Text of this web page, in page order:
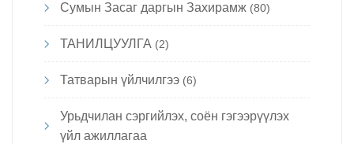
Сумын Засаг даргын Захирамж (80)
ТАНИЛЦУУЛГА (2)
Татварын үйлчилгээ (6)
Урьдчилан сэргийлэх, соён гэгээрүүлэх
үйл ажиллагаа